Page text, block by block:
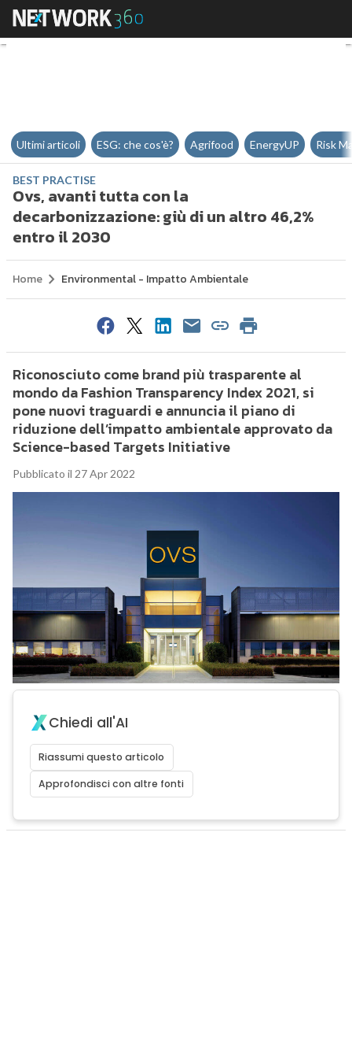
Ovs, avanti tutta con la
Ultimi articoli ESG: che cos'è? Agrifood EnergyUP Risk
BEST PRACTISE
Ovs, avanti tutta con la
decarbonizzazione: giù di un altro 46,2%
entro il 2030
Home Environmental - Impatto Ambientale
Riconosciuto come brand più trasparente al
mondo da Fashion Transparency Index 2021, si
pone nuovi traguardi e annuncia il piano di
riduzione dell’impatto ambientale approvato da
Science-based Targets Initiative
Pubblicato il 27 Apr 2022
Chiedi all'AI
Riassumi questo articolo
Approfondisci con altre fonti